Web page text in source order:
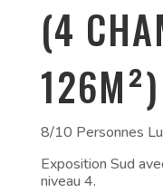
(4
126M²)
8/10 Personnes
Exposition Sud
niveau 4.